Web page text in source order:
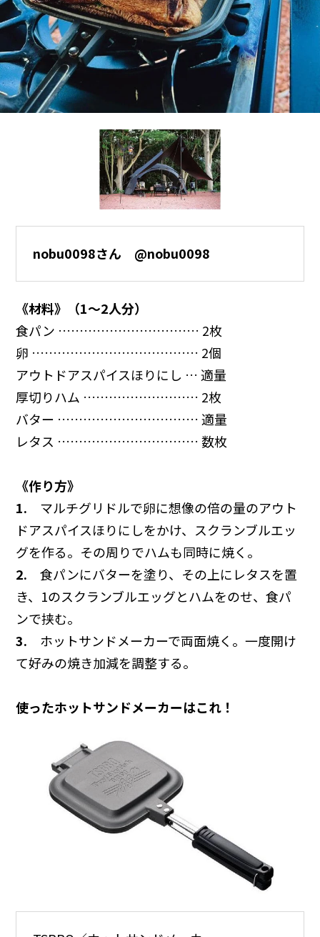
nobu0098さん @nobu0098
《材料》（1～2人分）
食パン …………………………… 2枚
卵 ………………………………… 2個
アウトドアスパイスほりにし … 適量
厚切りハム ……………………… 2枚
バター …………………………… 適量
レタス …………………………… 数枚
《作り方》
1. マルチグリドルで卵に想像の倍の量のアウト
ドアスパイスほりにしをかけ、スクランブルエッ
グを作る。その周りでハムも同時に焼く。
2. 食パンにバターを塗り、その上にレタスを置
き、1のスクランブルエッグとハムをのせ、食パ
ンで挟む。
3. ホットサンドメーカーで両面焼く。一度開け
て好みの焼き加減を調整する。
使ったホットサンドメーカーはこれ！